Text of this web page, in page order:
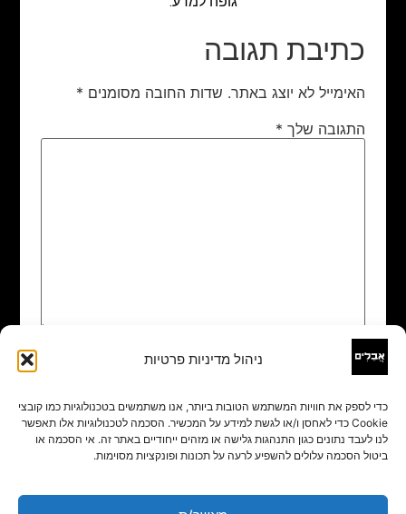
ניהול מדיניות פרטיות
כדי לספק את חוויות המשתמש הטובות ביותר, אנו משתמשים בטכנולוגיות כמו קובצי
Cookie כדי לאחסן ו/או לגשת למידע על המכשיר. הסכמה לטכנולוגיות אלו תאפשר
לנו לעבד נתונים כגון התנהגות גלישה או מזהים ייחודיים באתר זה. אי הסכמה או
ביטול הסכמה עלולים להשפיע לרעה על תכונות ופונקציות מסוימות.
כתיבת תגובה
האימייל לא יוצג באתר. שדות החובה מסומנים *
התגובה שלך *
שם
אימייל*